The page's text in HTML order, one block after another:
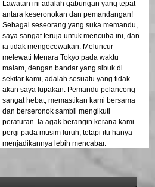
Lawatan ini adalah gabungan yang tepat
antara keseronokan dan pemandangan!
Sebagai seseorang yang suka memandu,
saya sangat teruja untuk mencuba ini, dan
ia tidak mengecewakan. Meluncur
melewati Menara Tokyo pada waktu
malam, dengan bandar yang sibuk di
sekitar kami, adalah sesuatu yang tidak
akan saya lupakan. Pemandu pelancong
sangat hebat, memastikan kami bersama
dan berseronok sambil mengikuti
peraturan. Ia agak berangin kerana kami
pergi pada musim luruh, tetapi itu hanya
menjadikannya lebih mencabar.